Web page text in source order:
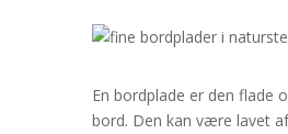
En bordplade er den flade
bord. Den kan være lavet